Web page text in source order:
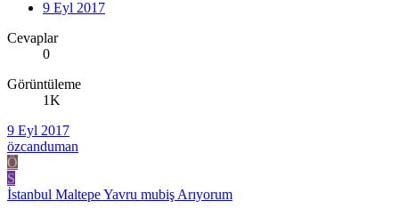
9 Eyl 2017
Cevaplar
0
Görüntüleme
1K
9 Eyl 2017
özcanduman
Ö
S
İstanbul Maltepe Yavru mubiş Arıyorum